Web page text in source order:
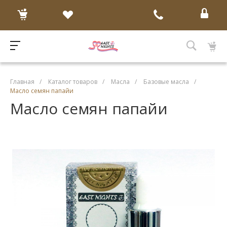
Главная / Каталог товаров / Масла / Базовые масла
/
Масло семян папайи
Масло семян папайи